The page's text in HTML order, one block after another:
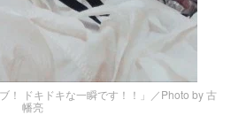
！ ドキドキな一瞬です！！」／Photo by 古
幡亮